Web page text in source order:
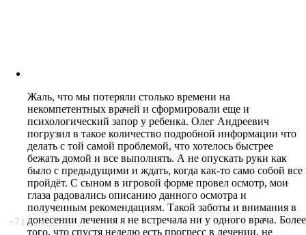
Жаль, что мы потеряли столько времени на
некомпетентных врачей и сформировали еще и
психологический запор у ребенка. Олег Андреевич
погрузил в такое количество подробной информации что
делать с той самой проблемой, что хотелось быстрее
бежать домой и все выполнять. А не опускать руки как
было с предыдущими и ждать, когда как-то само собой все
пройдёт. С сыном в игровой форме провел осмотр, мои
глаза радовались описанию данного осмотра и
полученным рекомендациям. Такой заботы и внимания в
донесении лечения я не встречала ни у одного врача. Более
того, что спустя неделю есть прогресс в лечении, не
+7 (___) ___ __ __